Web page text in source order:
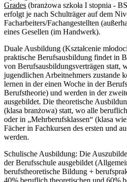
Grades (branżowa szkoła I stopnia -
erfolgt je nach Schulträger auf dem
Facharbeiters/Fachangestellten
eines Gesellen (im Handwerk).
Duale Ausbildung (Kształcenie
praktische Berufsausbildung findet in
von Berufsausbildungsverträgen statt,
jugendlichen Arbeitnehmers zustande
lernen in der einen Woche in der
Berufstheorie) und werden in der
ausgebildet. Die theoretische
(klasa branżowa) statt, wo alle
oder in „Mehrberufsklassen“ (klasa
Fächer in Fachkursen des ersten und
werden.
Schulische Ausbildung: Die
der Berufsschule ausgebildet
berufstheoretische Bildung +